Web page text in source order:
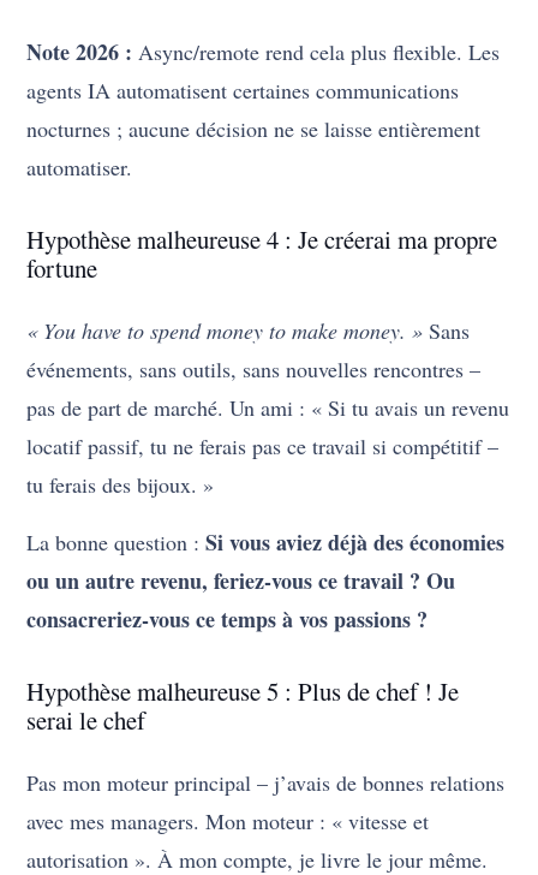
Note 2026 : Async/remote rend cela plus flexible. Les
agents IA automatisent certaines communications
nocturnes ; aucune décision ne se laisse entièrement
automatiser.
Hypothèse malheureuse 4 : Je créerai ma propre
fortune
« You have to spend money to make money. » Sans
événements, sans outils, sans nouvelles rencontres –
pas de part de marché. Un ami : « Si tu avais un revenu
locatif passif, tu ne ferais pas ce travail si compétitif –
tu ferais des bijoux. »
La bonne question :Si vous aviez déjà des économies
ou un autre revenu, feriez-vous ce travail ? Ou
consacreriez-vous ce temps à vos passions ?
Hypothèse malheureuse 5 : Plus de chef ! Je
serai le chef
Pas mon moteur principal – j’avais de bonnes relations
avec mes managers. Mon moteur : « vitesse et
autorisation ». À mon compte, je livre le jour même.